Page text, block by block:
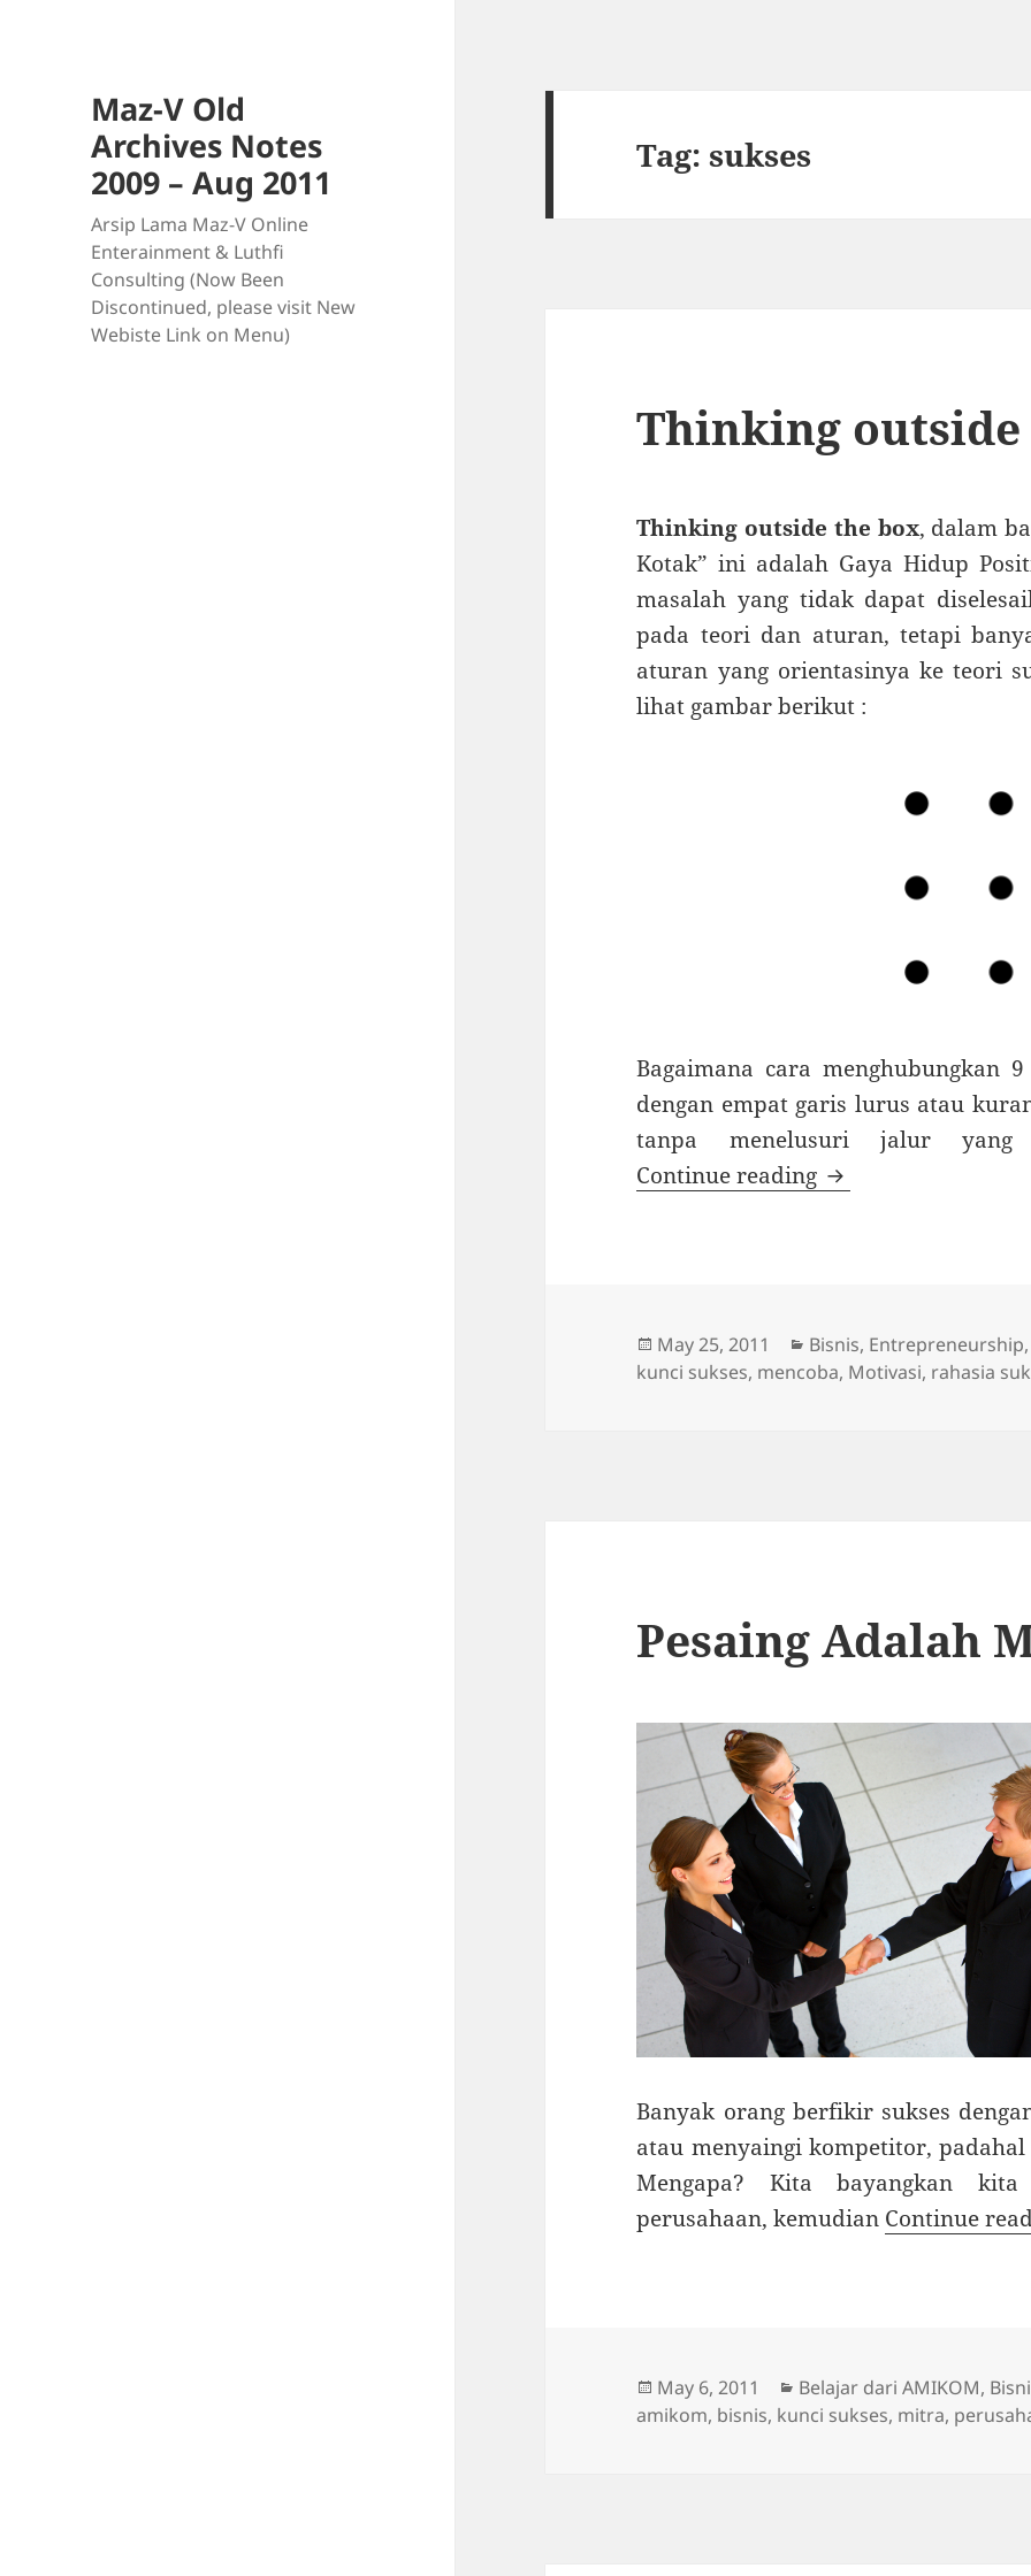
Maz-V Old
Archives Notes
2009 – Aug 2011
Arsip Lama Maz-V Online
Enterainment & Luthfi
Consulting (Now Been
Discontinued, please visit New
Webiste Link on Menu)
Tag:sukses
Thinking
Thinking outside the box, dalam
Kotak” ini adalah Gaya Hidup
masalah yang tidak dapat
pada teori dan aturan, tetapi
aturan yang orientasinya ke teori
lihat gambar berikut :
Bagaimana cara menghubungkan
dengan empat garis lurus atau
tanpa menelusuri jalur
Continue reading Thinking outside
Posted
on
May 25, 2011 Categories
Bisnis, Entrepreneurship
kunci sukses, mencoba, Motivasi, rahasia
Pesaing Adalah
Banyak orang berfikir sukses
atau menyaingi kompetitor,
Mengapa? Kita bayangkan
perusahaan, kemudian Continue
Posted
on
May 6, 2011 Categories
Belajar dari AMIKOM,
amikom, bisnis, kunci sukses, mitra,